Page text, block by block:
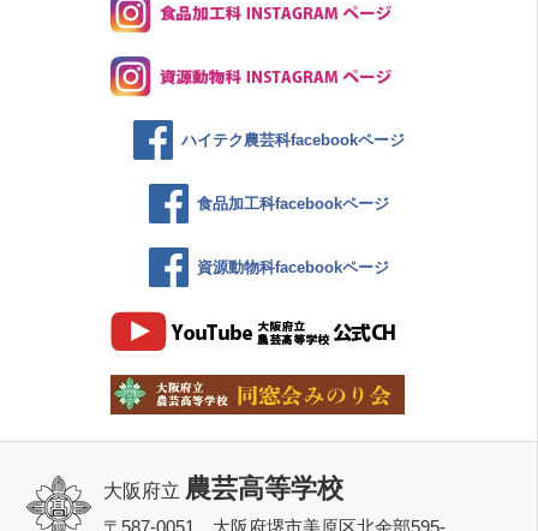
ハイテク農芸科facebookページ
食品加工科facebookページ
資源動物科facebookページ
大阪府立 農芸高等学校
〒587-0051 大阪府堺市美原区北余部595-